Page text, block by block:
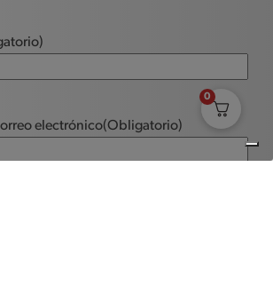
electrónico(Obligatorio)
0